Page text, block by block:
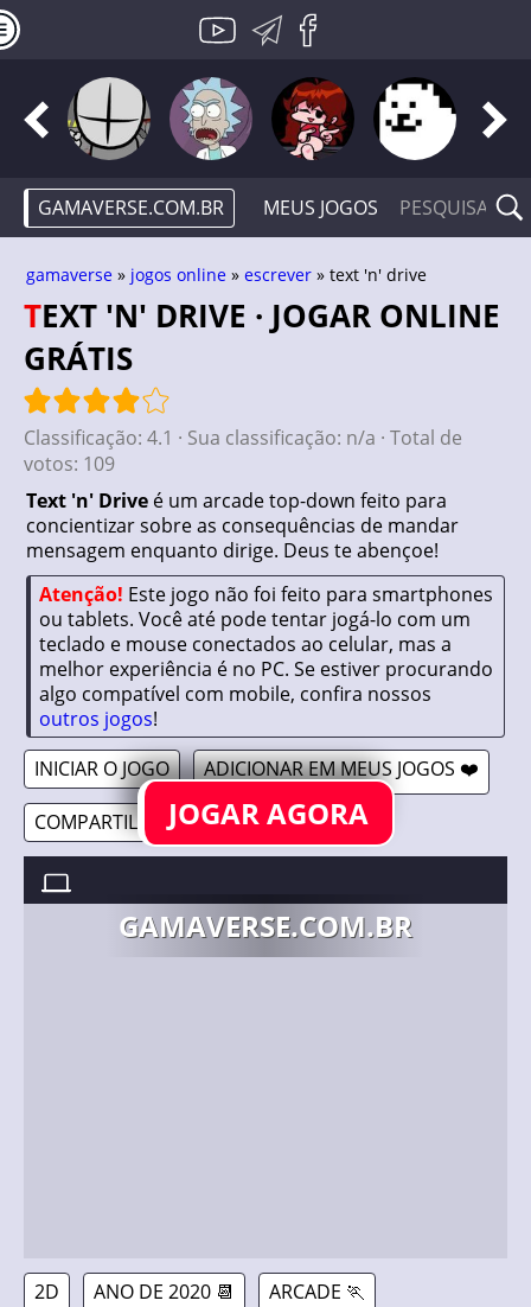
GAMAVERSE.COM.BR MEUS JOGOS
gamaverse » jogos online » escrever » text 'n' drive
TEXT 'N' DRIVE · JOGAR ONLINE
GRÁTIS
Classificação: 4.1 · Sua classificação: n/a · Total de
votos: 109
Text 'n' Drive é um arcade top-down feito para
concientizar sobre as consequências de mandar
mensagem enquanto dirige. Deus te abençoe!
Atenção! Este jogo não foi feito para smartphones
ou tablets. Você até pode tentar jogá-lo com um
teclado e mouse conectados ao celular, mas a
melhor experiência é no PC. Se estiver procurando
algo compatível com mobile, confira nossos
outros jogos!
INICIAR O JOGO
ADICIONAR EM MEUS JOGOS ❤️
COMPARTILHAR 🔗JOGAR AGORA
GAMAVERSE.COM.BR
TEXT 'N' DRIVE //
2D ANO DE 2020 📆
ARCADE 🏃